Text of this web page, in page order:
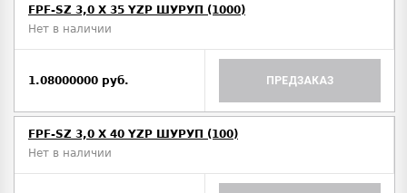
FPF-SZ 3,0 X 35 YZP ШУРУП (1000)
Нет в наличии
1.08000000 руб. ПРЕДЗАКАЗ
FPF-SZ 3,0 X 40 YZP ШУРУП (100)
Нет в наличии